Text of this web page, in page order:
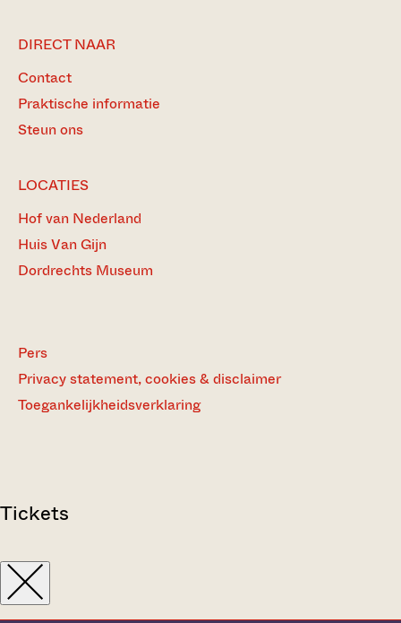
DIRECT NAAR
Contact
Praktische informatie
Steun ons
LOCATIES
Hof van Nederland
Huis Van Gijn
Dordrechts Museum
Pers
Privacy statement, cookies & disclaimer
Toegankelijkheidsverklaring
Tickets